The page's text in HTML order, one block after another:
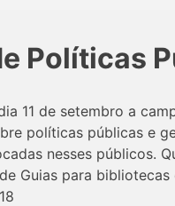
Políticas
11 de setembro a
políticas públicas e
nesses públicos.
Guias para